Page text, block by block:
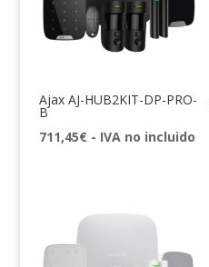
Ajax AJ-HUB2KIT-DP-PRO-
B
711,45€ - IVA no incluido